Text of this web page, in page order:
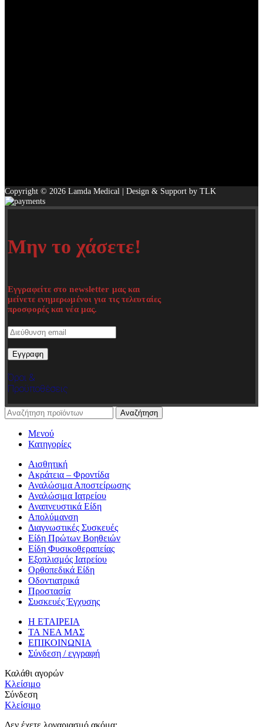
Copyright © 2026 Lamda Medical | Design & Support by TLK
Μην το χάσετε!
Εγγραφείτε στο newsletter μας και
μείνετε ενημερωμένοι για τις τελευταίες
προσφορές και νέα μας.
Όροι &
Προϋποθέσεις
Αναζήτηση
Μενού
Κατηγορίες
Αισθητική
Ακράτεια – Φροντίδα
Αναλώσιμα Αποστείρωσης
Αναλώσιμα Ιατρείου
Αναπνευστικά Είδη
Απολύμανση
Διαγνωστικές Συσκευές
Είδη Πρώτων Βοηθειών
Είδη Φυσικοθεραπείας
Εξοπλισμός Ιατρείου
Ορθοπεδικά Είδη
Οδοντιατρικά
Προστασία
Συσκευές Έγχυσης
Η ΕΤΑΙΡΕΙΑ
ΤΑ ΝΕΑ ΜΑΣ
ΕΠΙΚΟΙΝΩΝΙΑ
Σύνδεση / εγγραφή
Καλάθι αγορών
Κλείσιμο
Σύνδεση
Κλείσιμο
Δεν έχετε λογαριασμό ακόμα;